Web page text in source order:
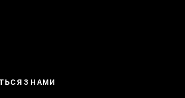
З НАМИ